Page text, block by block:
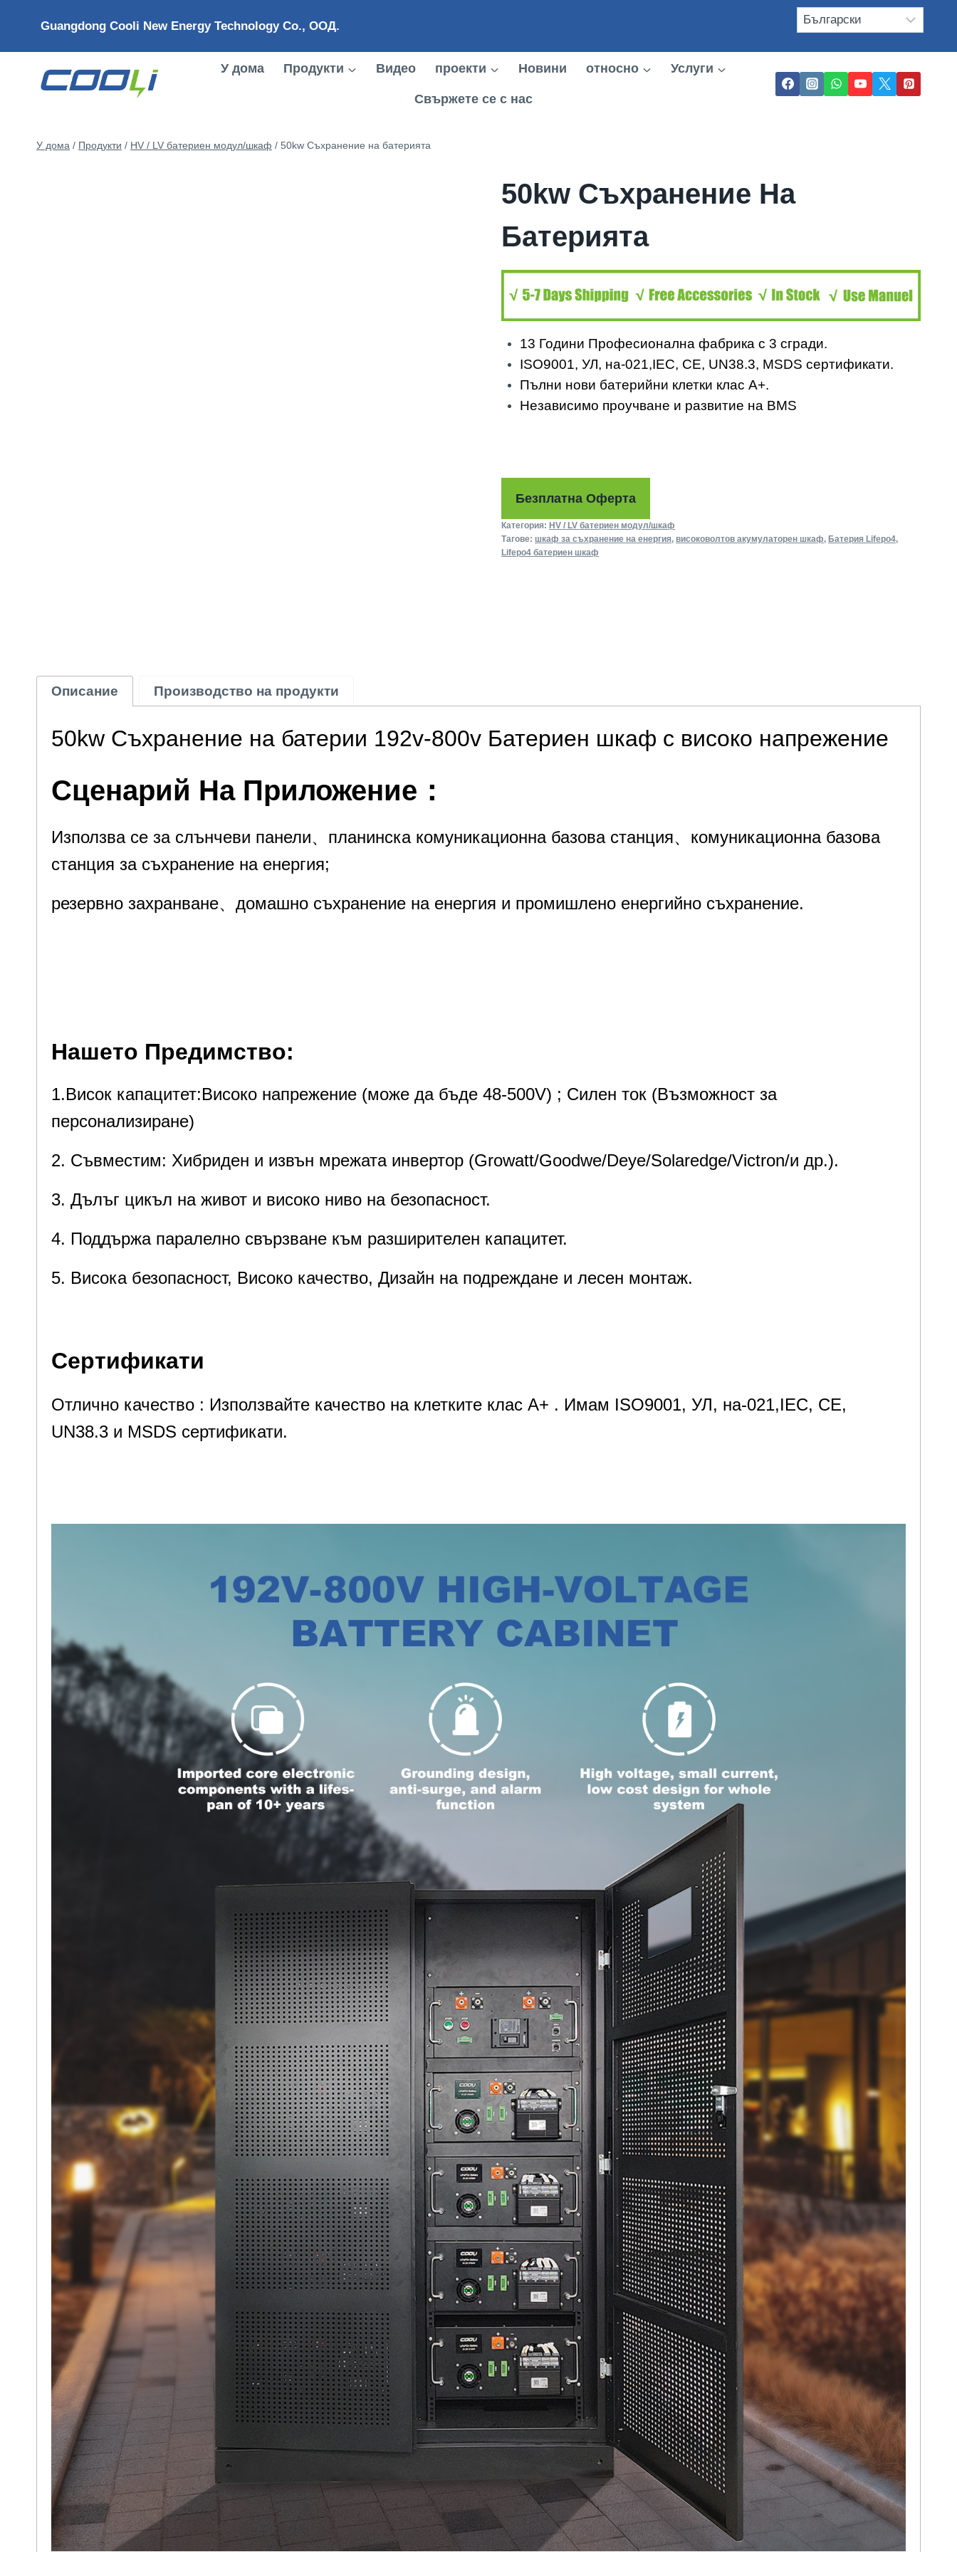
Guangdong Cooli New Energy Technology Co., ООД.
У дома Продукти Видео проекти Новини относно Услуги
Свържете се с нас
У дома / Продукти / HV / LV батериен модул/шкаф / 50kw Съхранение на батерията
50kw Съхранение На
Батерията
13 Години Професионална фабрика с 3 сгради.
ISO9001, УЛ, на-021,IEC, CE, UN38.3, MSDS сертификати.
Пълни нови батерийни клетки клас A+.
Независимо проучване и развитие на BMS
Безплатна Оферта
Категория: HV / LV батериен модул/шкаф
Тагове: шкаф за съхранение на енергия, високоволтов акумулаторен шкаф, Батерия Lifepo4,
Lifepo4 батериен шкаф
Описание Производство на продукти
50kw Съхранение на батерии 192v-800v Батериен шкаф с високо напрежение
Сценарий На Приложение：
Използва се за слънчеви панели、планинска комуникационна базова станция、комуникационна базова
станция за съхранение на енергия;
резервно захранване、 домашно съхранение на енергия и промишлено енергийно съхранение.
Нашето Предимство:
1.Висок капацитет:Високо напрежение (може да бъде 48-500V) ; Силен ток (Възможност за
персонализиране)
2. Съвместим: Хибриден и извън мрежата инвертор (Growatt/Goodwe/Deye/Solaredge/Victron/и др.).
3. Дълъг цикъл на живот и високо ниво на безопасност.
4. Поддържа паралелно свързване към разширителен капацитет.
5. Висока безопасност, Високо качество, Дизайн на подреждане и лесен монтаж.
Сертификати
Отлично качество : Използвайте качество на клетките клас A+ . Имам ISO9001, УЛ, на-021,IEC, CE,
UN38.3 и MSDS сертификати.